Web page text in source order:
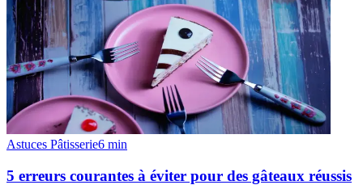
Astuces Pâtisserie6 min
5 erreurs courantes à éviter pour des gâteaux réussis